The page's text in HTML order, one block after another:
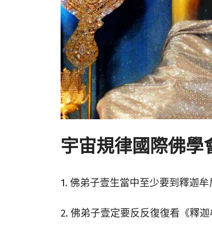
宇宙規律國際佛學
1. 佛弟子壹生當中至少要到釋迦牟
2. 佛弟子壹定要反反復復看《釋迦